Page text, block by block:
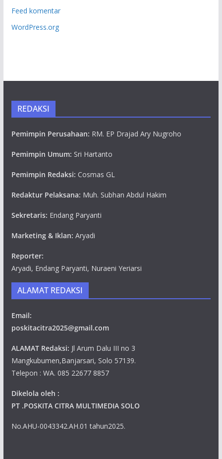
Feed komentar
WordPress.org
REDAKSI
Pemimpin Perusahaan: RM. EP Drajad Ary Nugroho
Pemimpin Umum: Sri Hartanto
Pemimpin Redaksi: Cosmas GL
Redaktur Pelaksana: Muh. Subhan Abdul Hakim
Sekretaris: Endang Paryanti
Marketing & Iklan: Aryadi
Reporter:
Aryadi, Endang Paryanti, Nuraeni Yeriarsi
ALAMAT REDAKSI
Email:
poskitacitra2025@gmail.com
ALAMAT Redaksi: Jl Arum Dalu III no 3
Mangkubumen,Banjarsari, Solo 57139.
Telepon : WA. 085 22677 8857
Dikelola oleh :
PT .POSKITA CITRA MULTIMEDIA SOLO
No.AHU-0043342.AH.01 tahun2025.